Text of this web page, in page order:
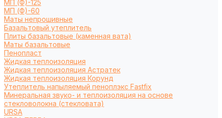
МП (Ф)-125
МП (Ф)-60
Маты непрошивные
Базальтовый утеплитель
Плиты базальтовые (каменная вата)
Маты базальтовые
Пенопласт
Жидкая теплоизоляция
Жидкая теплоизоляция Астратек
Жидкая теплоизоляция Корунд
Утеплитель напыляемый пеноплэкс Fastfix
Минеральная звуко- и теплоизоляция на основе
стекловолокна (стекловата)
URSA